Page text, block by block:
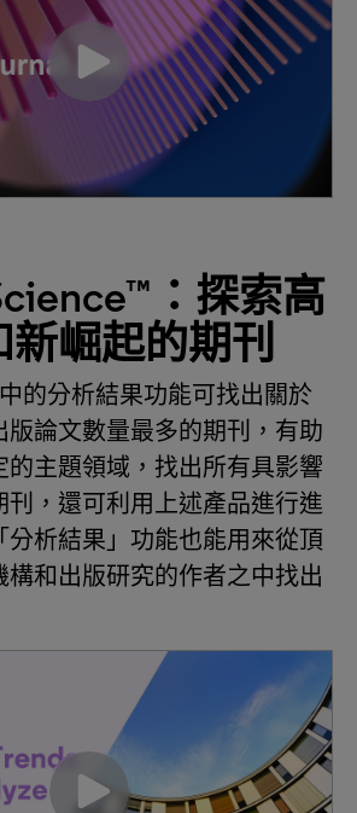
：探索高
崛起的期刊
中的分析結果功能可找出關於
版論文數量最多的期刊，有助
的主題領域，找出所有具影響
刊，還可利用上述產品進行進
分析結果」功能也能用來從頂
構和出版研究的作者之中找出